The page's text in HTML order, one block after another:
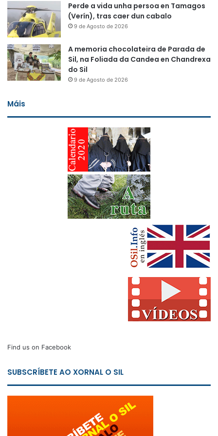
Perde a vida unha persoa en Tamagos
(Verín), tras caer dun cabalo
9 de Agosto de 2026
A memoria chocolateira de Parada de
Sil, na Foliada da Candea en Chandrexa
do Sil
9 de Agosto de 2026
Máis
Find us on Facebook
SUBSCRÍBETE AO XORNAL O SIL